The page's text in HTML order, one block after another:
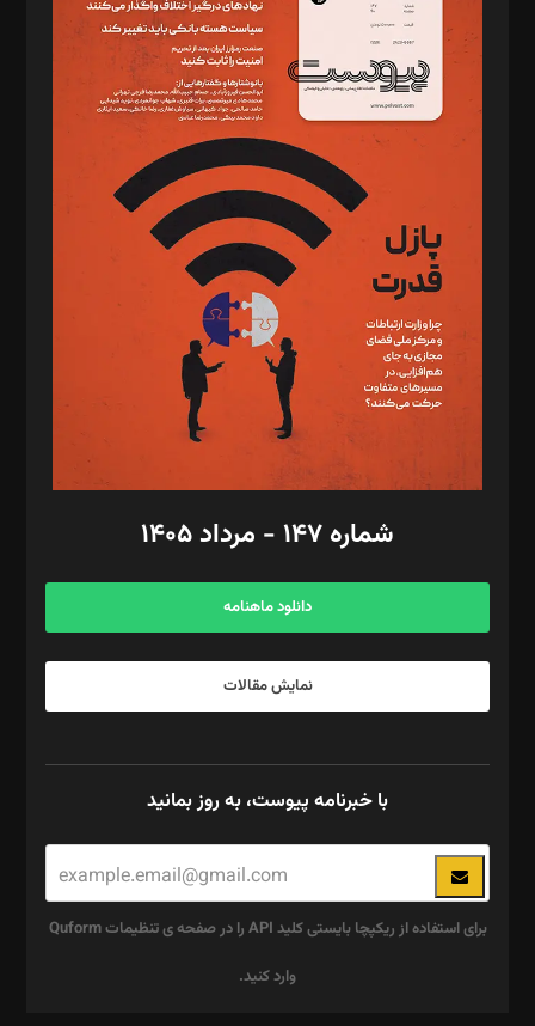
دبیر تحریریه: میثم قاسمی
د‌بیر ناداستان: سمانه سمیع
د‌بیر خدمت و تجارت: ابوالفضل رجبی
د‌بیر حقوق فناوری: حسام‌الدین ایپکچی
د‌بیر پیوست جهان: مینا پاکدل
د‌بیر تحریریه آنلاین: بابک نقاش
تحریریه‌: مجتبی محمود‌ی، آرش برهمند، یسنا امان‌پور، سروش کرمیان،
مصطفی مسجدی آرانی، ابوالفضل رجبی، زهرا فکرانه، فائزه فتحی
رستمی،مصطفی باستان
ویرایش: نگار استاد‌‌آقا
طراح یونیفرم: مجید توکلی
فیلمبرداری و عکاسی: امیر شفیعی، مانی لطفی زاده
گرافیک و صفحه‌آرایی: سید‌سبحان‌علی ثابت
مد‌یر توسعه تجاری: کامبیز برید‌
امور مالی: شاپور رهبری، محمد‌ کاظمی‌نیا
آگهی و مشترکین: ۰۹۱۹۹۹۹۰۴۵۴
شماره ۱۴۷ - مرداد ۱۴۰۵
دانلود ماهنامه
نمایش مقالات
با خبرنامه پیوست، به روز بمانید
برای استفاده از ریکپچا بایستی کلید API را در صفحه ی تنظیمات Quform
وارد کنید.